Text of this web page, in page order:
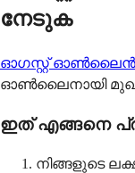
നേടുക
ഓഗസ്റ്റ്
ഓൺലൈനായി
ഇത് എങ്ങനെ
നിങ്ങളുടെ